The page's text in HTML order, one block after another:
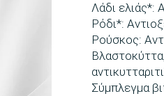
Λάδι ελιάς*:
Ρόδι*:
Ρούσκος:
Σύμπλεγμα